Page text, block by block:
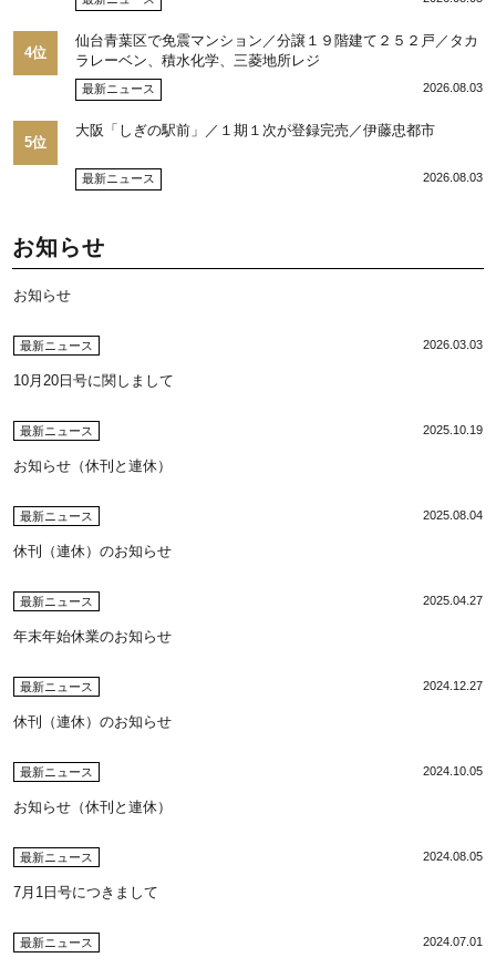
光博社長に聞く
4位
仙台青葉区で免震マンション／分譲１９階建て２５２戸／タカ
ラレーベン、積水化学、三菱地所レジ
最新ニュース 2026.08.03
5位
大阪「しぎの駅前」／１期１次が登録完売／伊藤忠都市
最新ニュース 2026.08.03
お知らせ
お知らせ
最新ニュース 2026.03.03
10月20日号に関しまして
最新ニュース 2025.10.19
お知らせ（休刊と連休）
最新ニュース 2025.08.04
休刊（連休）のお知らせ
最新ニュース 2025.04.27
年末年始休業のお知らせ
最新ニュース 2024.12.27
休刊（連休）のお知らせ
最新ニュース 2024.10.05
お知らせ（休刊と連休）
最新ニュース 2024.08.05
7月1日号につきまして
最新ニュース 2024.07.01